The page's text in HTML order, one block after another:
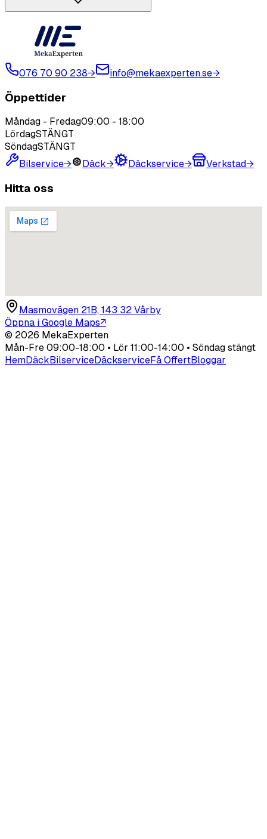
076 70 90 238→ info@mekaexperten.se→
Öppettider
Måndag - Fredag09:00 - 18:00
LördagSTÄNGT
SöndagSTÄNGT
Bilservice→ Däck→ Däckservice→ Verkstad→
Hitta oss
Masmovägen 21B, 143 32 Vårby
Öppna i Google Maps↗
© 2026 MekaExperten
Mån-Fre 09:00-18:00 • Lör 11:00-14:00 • Söndag stängt
HemDäckBilserviceDäckserviceFå OffertBloggar